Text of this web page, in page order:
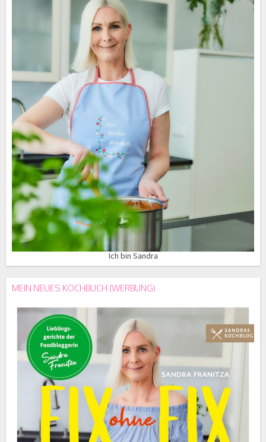
Ich bin Sandra
MEIN NEUES KOCHBUCH (WERBUNG)